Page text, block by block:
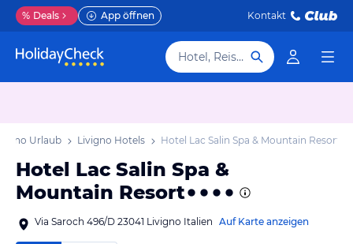
% Deals App öffnen Kontakt
Hotel, Reiseziel
Urlaub Livigno Hotels Hotel Lac Salin Spa & Mountain Resort
Hotel Lac Salin Spa &
Mountain Resort
Via Saroch 496/D 23041 Livigno Italien Auf Karte anzeigen